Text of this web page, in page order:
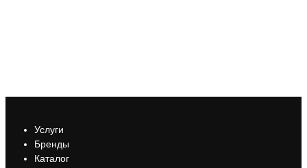
Услуги
Бренды
Каталог